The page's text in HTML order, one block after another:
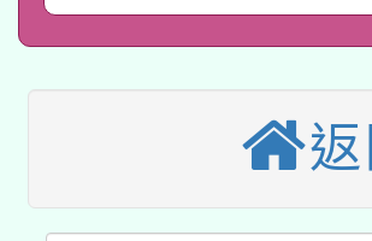
接種對象擴大
接種之民眾
月28日止
業技術研究院
用水績優單位
115年8月22
桃園市孔廟祈
開 智慧啟航」
2026年桃園
「2026桃園
關事宜
轉知教育部國